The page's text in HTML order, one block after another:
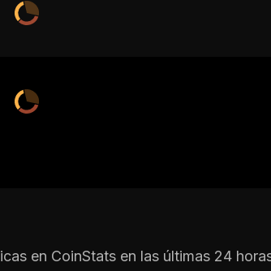
en CoinStats en las últimas 24